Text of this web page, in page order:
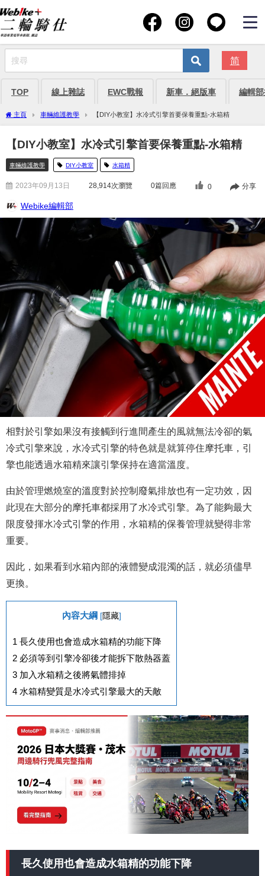
简
TOP 線上雜誌 EWC戰報 新車．絕版車 編輯
主頁 車輛維護教學 【DIY小教室】水冷式引擎首要保養重點-水箱精
【DIY小教室】水冷式引擎首要保養重點-水箱精
車輛維護教學 DIY小教室 水箱精
2023年09月13日 28,914次瀏覽 0篇回應 0 分享
Webike編輯部
相對於引擎如果沒有接觸到行進間產生的風就無法冷卻的氣
冷式引擎來說，水冷式引擎的特色就是就算停住摩托車，引
擎也能透過水箱精來讓引擎保持在適當溫度。
由於管理燃燒室的溫度對於控制廢氣排放也有一定功效，因
此現在大部分的摩托車都採用了水冷式引擎。為了能夠最大
限度發揮水冷式引擎的作用，水箱精的保養管理就變得非常
重要。
因此，如果看到水箱內部的液體變成混濁的話，就必須儘早
更換。
內容大綱 [隱藏]
1 長久使用也會造成水箱精的功能下降
2 必須等到引擎冷卻後才能拆下散熱器蓋
3 加入水箱精之後將氣體排掉
4 水箱精變質是水冷式引擎最大的天敵
長久使用也會造成水箱精的功能下降